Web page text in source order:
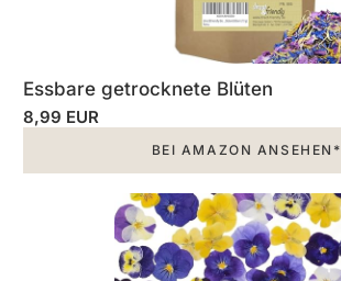
Essbare getrocknete Blüten
8,99 EUR
BEI AMAZON ANSEHEN*